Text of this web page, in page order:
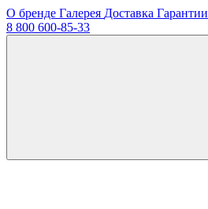
О бренде Галерея Доставка Гарантии
8 800 600-85-33